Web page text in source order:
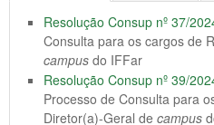
Resolução Consup nº 37/
Consulta para os cargos de
campus do IFFar
Resolução Consup nº 39/
Processo de Consulta para
Diretor(a)-Geral de campus